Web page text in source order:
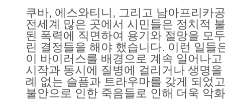
쿠바, 에스와티니, 그리고 남아프리카
전세계 많은 곳에서 시민들은 정치적
된 폭력에 직면하여 용기와 절망을 모
린 결정들을 해야 했습니다. 이런 일들
이 바이러스를 배경으로 계속 일어나
시작과 동시에 질병에 걸리거나 생명
례 없는 슬픔과 트라우마를 갖게 되었
불안으로 인한 죽음들로 인해 더욱 악